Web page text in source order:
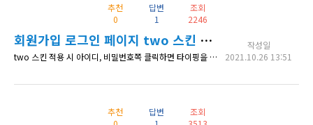
추천
0
답변
1
조회
2246
회원가입 로그인 페이지 two 스킨 문제
two 스킨 적용 시 아이디, 비밀번호쪽 클릭하면 타이핑을 할 수 있게 되어야 하는데, 클릭을 하면 작성을 불가능하고, 바로 로그인 실패 페이지로 넘어갑니다. 답변 부탁드립니다.
작성일
2021.10.26 13:51
추천
답변
조회